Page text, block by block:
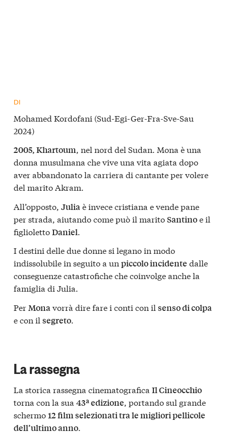
DI
Mohamed Kordofani (Sud-Egi-Ger-Fra-Sve-Sau
2024)
2005, Khartoum, nel nord del Sudan. Mona è una
donna musulmana che vive una vita agiata dopo
aver abbandonato la carriera di cantante per volere
del marito Akram.
All’opposto, Juliaè invece cristiana e vende pane
per strada, aiutando come può il maritoSantinoe il
figliolettoDaniel.
I destini delle due donne si legano in modo
indissolubile in seguito a un piccolo incidente dalle
conseguenze catastrofiche che coinvolge anche la
famiglia di Julia.
PerMonavorrà dire fare i conti con il senso di colpa
e con il segreto.
La rassegna
La storica rassegna cinematografica Il Cineocchio
torna con la sua 43ª edizione, portando sul grande
schermo12 film selezionati tra le migliori pellicole
dell’ultimo anno.